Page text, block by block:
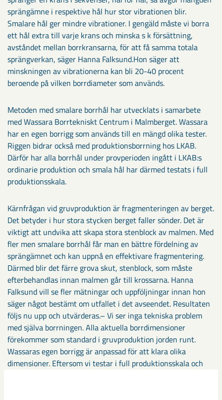
sprängämne i respektive hål hur stor vibrationen blir.
Smalare hål ger mindre vibrationer. I gengäld måste vi borra
ett hål extra till varje krans och minska s k försättning,
avståndet mellan borrkransarna, för att få samma totala
sprängverkan, säger Hanna Falksund.Hon säger att
minskningen av vibrationerna kan bli 20-40 procent
beroende på vilken borrdiameter som används.
Metoden med smalare borrhål har utvecklats i samarbete
med Wassara Borrtekniskt Centrum i Malmberget. Wassara
har en egen borrigg som används till en mängd olika tester.
Riggen bidrar också med produktionsborrning hos LKAB.
Därför har alla borrhål under provperioden ingått i LKAB:s
ordinarie produktion och smala hål har därmed testats i full
produktionsskala.
Kärnfrågan vid gruvproduktion är fragmenteringen av berget.
Det betyder i hur stora stycken berget faller sönder. Det är
viktigt att undvika att skapa stora stenblock av malmen. Med
fler men smalare borrhål får man en bättre fördelning av
sprängämnet och kan uppnå en effektivare fragmentering.
Därmed blir det färre grova skut, stenblock, som måste
efterbehandlas innan malmen går till krossarna. Hanna
Falksund vill se fler mätningar och uppföljningar innan hon
säger något bestämt om utfallet i det avseendet. Resultaten
följs nu upp och utvärderas.– Vi ser inga tekniska problem
med själva borrningen. Alla aktuella borrdimensioner
förekommer som standard i gruvproduktion jorden runt.
Wassaras egen borrigg är anpassad för att klara olika
dimensioner. Eftersom vi testar i full produktionsskala och